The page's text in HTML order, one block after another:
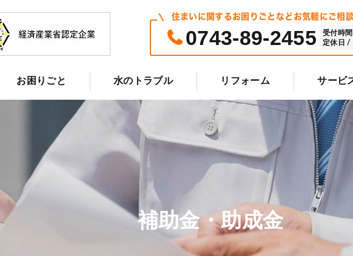
住まいに関するお困りごとなどお気軽にご相
0743-89-2455
受付時
定休日 /
お困りごと 水のトラブル リフォーム サービ
補助金・助成金